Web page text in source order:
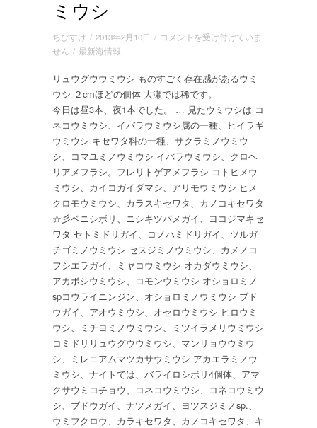
ミウシ
ちびすけ / 2013年2月10日 / 2013.2.10
ウ
グ
ウ
ウ
ミ
ウ
シ
は
コメントを受け付けていま
せん / 最新海情報
リュウグウウミウシ ものすごく存在感があるウミ
ウシ ２cmほどの個体 大瀬では稀です。
今日は昼3本、夜1本でした。 … 見たウミウシは コ
ネコウミウシ、イバラウミウシ属の一種、ヒイラギ
ウミウシ キセワタ科の一種、サクラミノウミウ
シ、コマユミノウミウシ イバラウミウシ、クロヘ
リアメフラシ。フレリトゲアメフラシ コトヒメウ
ミウシ、カイコガイダマシ、アリモウミウシ ヒメ
クロモウミウシ、カラスキセワタ、カノコキセワタ
☆彡ベニシボリ、ニシキツバメガイ、ヨコジマキセ
ワタ セトミドリガイ、コノハミドリガイ、ツルガ
チゴミノウミウシ セスジミノウミウシ、カメノコ
フシエラガイ、ミヤコウミウシ オカダウミウシ、
アカボシウミウシ、コモンウミウシ オショロミノ
spコウライニンジン、オショロミノウミウシ ブド
ウガイ、アオウミウシ、オセロウミウシ ヒロウミ
ウシ、ミチヨミノウミウシ、ミツイラメリウミウシ
コミドリリュウグウウミウシ、マンリョウウミウ
シ、ミレニアムマツカサウミウシ アカエラミノウ
ミウシ、ナイトでは、バライロシボリ4個体、アマ
クサウミコチョウ、コネコウミウシ、コネコウミウ
シ、ブドウガイ、ナツメガイ、ヨツスジミノsp.、
ウミフクロウ、カラキセワタ、カノコキセワタ、キ